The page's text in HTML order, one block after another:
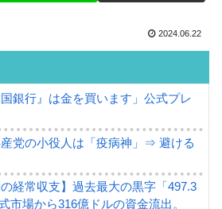
2024.06.22
国銀行』は金を買います」公式プレ
党の小役人は「疫病神」⇒ 避ける
の経常収支】過去最大の黒字「497.3
場から316億ドルの資金流出。